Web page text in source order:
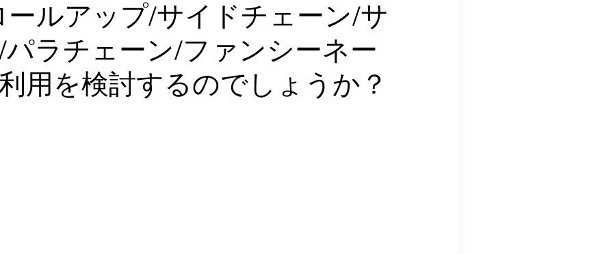
持続可能性 メルマガ 技術開発 ガバナンス DeFi
ールアップ/サイドチェーン/サ
ラチェーン/ファンシーネー
用を検討するのでしょうか？